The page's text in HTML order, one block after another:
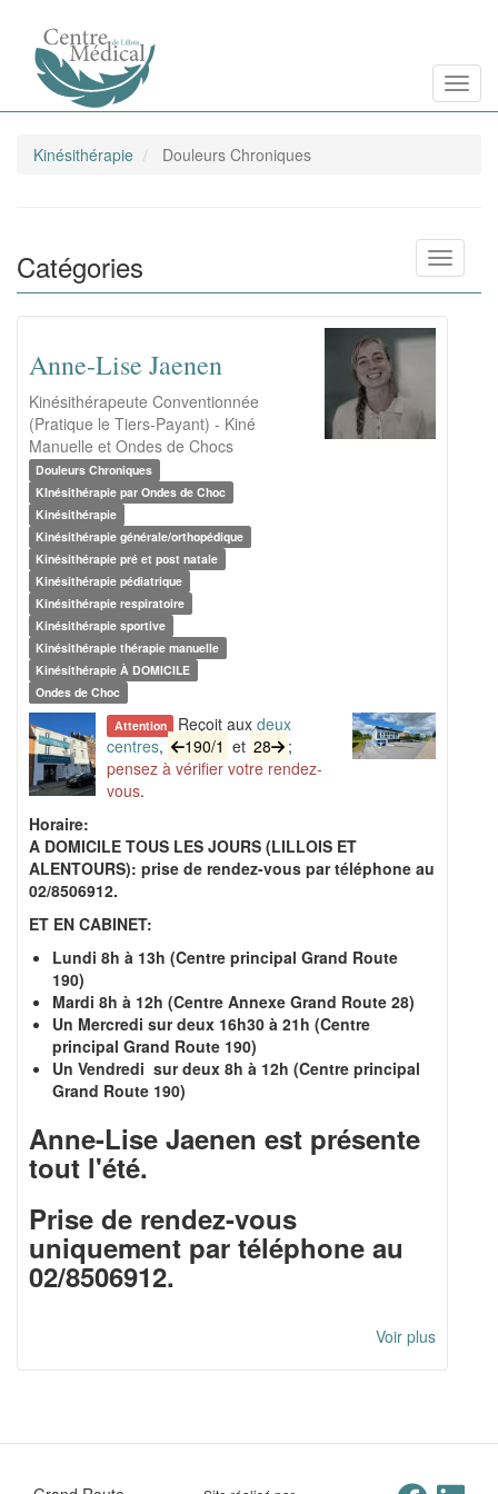
contenu
Kinésithérapie Douleurs Chroniques
Toggle
Catégories
Anne-Lise Jaenen
Kinésithérapeute Conventionnée
(Pratique le Tiers-Payant) - Kiné
Manuelle et Ondes de Chocs
Douleurs Chroniques
KInésithérapie par Ondes de Choc
Kinésithérapie
Kinésithérapie générale/orthopédique
Kinésithérapie pré et post natale
Kinésithérapie pédiatrique
Kinésithérapie respiratoire
Kinésithérapie sportive
Kinésithérapie thérapie manuelle
Kinésithérapie À DOMICILE
Ondes de Choc
Attention Reçoit aux deux
centres, 190/1 et 28
;
pensez à vérifier votre rendez-
vous.
Horaire:
A DOMICILE TOUS LES JOURS (LILLOIS ET
ALENTOURS): prise de rendez-vous par téléphone au
02/8506912.
ET EN CABINET:
Lundi 8h à 13h (Centre principal Grand Route
190)
Mardi 8h à 12h (Centre Annexe Grand Route 28)
Un Mercredi sur deux 16h30 à 21h (Centre
principal Grand Route 190)
Un Vendredi sur deux 8h à 12h (Centre principal
Grand Route 190)
Anne-Lise Jaenen est présente
tout l'été.
Prise de rendez-vous
uniquement par téléphone au
02/8506912.
Voir plus